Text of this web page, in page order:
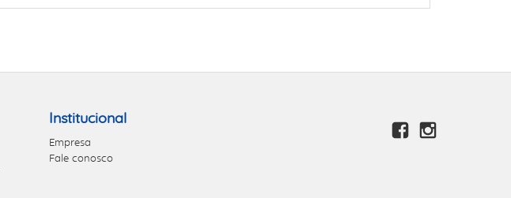
Institucional
Empresa
Fale conosco